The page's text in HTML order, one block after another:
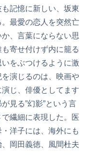
記憶に新しい、坂東
最愛の恋人を突然亡
、言葉にならない思
寄せ付けず内に籠る
をぶつけるように激
演じるのは、映画や
じ、俳優としてます
見る”幻影”という言
繊細に表現した。医
洋子には、海外にも
岡田義徳、風間杜夫